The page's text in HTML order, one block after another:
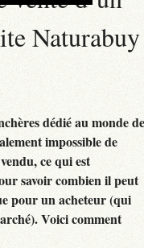
Naturabuy
dédié au monde
impossible de
ce qui est
savoir combien il peut
pour un acheteur (qui
Voici comment